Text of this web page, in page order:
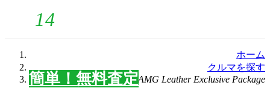
14
簡単！無料査定
ホーム
クルマを探す
Mercedes-AMGNEW G63 AMG Leather Exclusive Package